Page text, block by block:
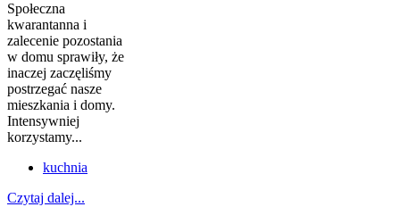
Społeczna
kwarantanna i
zalecenie pozostania
w domu sprawiły, że
inaczej zaczęliśmy
postrzegać nasze
mieszkania i domy.
Intensywniej
korzystamy...
kuchnia
Czytaj dalej...